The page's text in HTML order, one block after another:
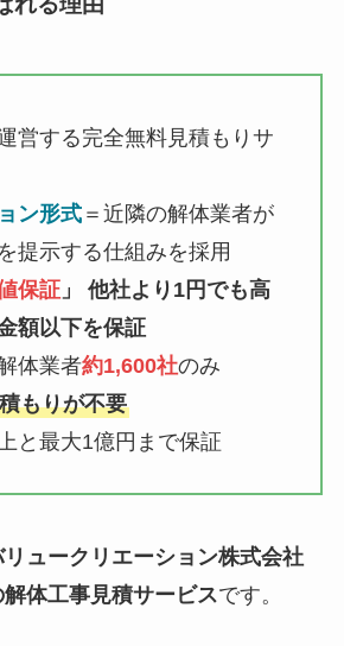
営する完全無料見積もりサ
ン形式＝近隣の解体業者が
提示する仕組みを採用
保証」 他社より1円でも高
額以下を保証
体業者約1,600社のみ
もりが不要
と最大1億円まで保証
リュークリエーション株式会社
体工事見積サービスです。